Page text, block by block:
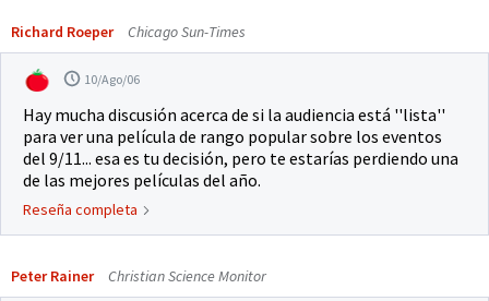
Richard Roeper Chicago Sun-Times
10/Ago/06
Hay mucha discusión acerca de si la audiencia está ''lista''
para ver una película de rango popular sobre los eventos
del 9/11... esa es tu decisión, pero te estarías perdiendo una
de las mejores películas del año.
Reseña completa
Peter Rainer Christian Science Monitor